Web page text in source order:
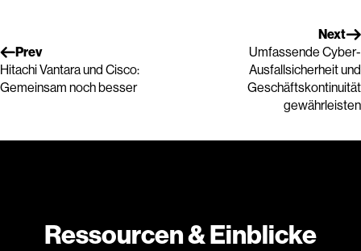
Prev
Hitachi Vantara und Cisco:
Gemeinsam noch besser
Next
Umfassende Cyber-
Ausfallsicherheit und
Geschäftskontinuität
gewährleisten
Ressourcen & Einblicke